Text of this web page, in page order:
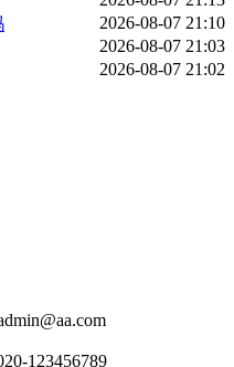
2026-08-07 21:10
2026-08-07 21:03
2026-08-07 21:02
123456789